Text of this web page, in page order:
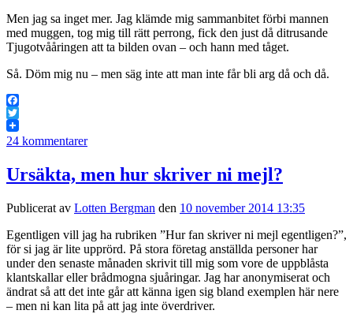
Men jag sa inget mer. Jag klämde mig sammanbitet förbi mannen
med muggen, tog mig till rätt perrong, fick den just då ditrusande
Tjugotvååringen att ta bilden ovan – och hann med tåget.
Så. Döm mig nu – men säg inte att man inte får bli arg då och då.
Facebook
Twitter
24 kommentarer
Ursäkta, men hur skriver ni mejl?
Publicerat av Lotten Bergman den 10 november 2014 13:35
Egentligen vill jag ha rubriken ”Hur fan skriver ni mejl egentligen?”,
för si jag är lite upprörd. På stora företag anställda personer har
under den senaste månaden skrivit till mig som vore de uppblåsta
klantskallar eller brådmogna sjuåringar. Jag har anonymiserat och
ändrat så att det inte går att känna igen sig bland exemplen här nere
– men ni kan lita på att jag inte överdriver.